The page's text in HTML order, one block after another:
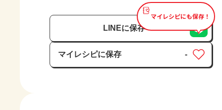
マイレシピにも保存！
LINEに保存
マイレシピに保存
保存済み
-